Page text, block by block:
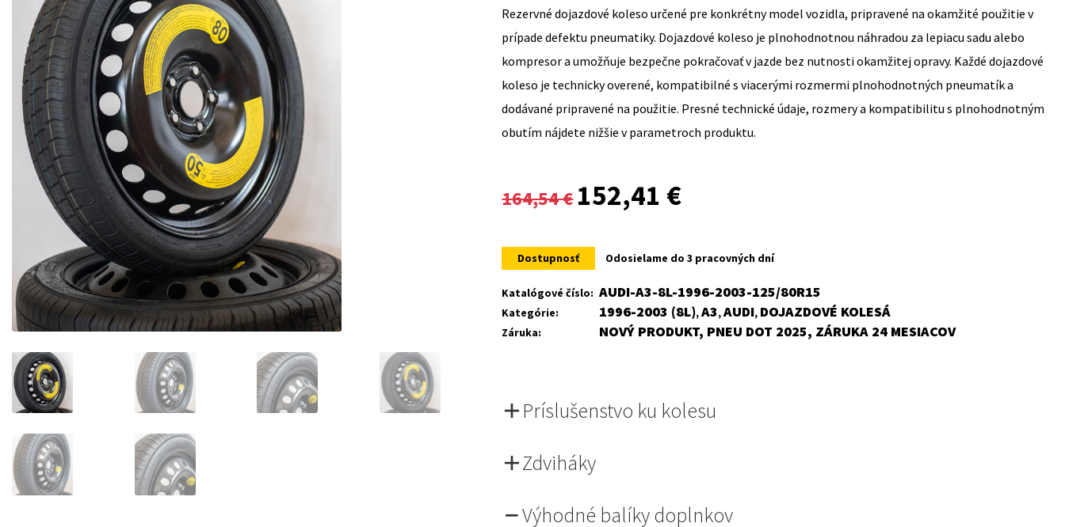
Rezervné dojazdové koleso určené pre konkrétny model vozidla, pripravené na okamžité použitie v
prípade defektu pneumatiky. Dojazdové koleso je plnohodnotnou náhradou za lepiacu sadu alebo
kompresor a umožňuje bezpečne pokračovať v jazde bez nutnosti okamžitej opravy. Každé dojazdové
koleso je technicky overené, kompatibilné s viacerými rozmermi plnohodnotných pneumatík a
dodávané pripravené na použitie. Presné technické údaje, rozmery a kompatibilitu s plnohodnotným
obutím nájdete nižšie v parametroch produktu.
164,54€
Original
was:
164,54 €.
152,41 €
is:
152,41 €.
Dostupnosť Odosielame do 3 pracovných dní
Katalógové číslo: AUDI-A3-8L-1996-2003-125/80R15
Kategórie: 1996-2003 (8L),A3,AUDI, DOJAZDOVÉ KOLESÁ
Záruka: NOVÝ PRODUKT, PNEU DOT 2025, ZÁRUKA 24 MESIACOV
Príslušenstvo ku kolesu
Zdviháky
Výhodné balíky doplnkov